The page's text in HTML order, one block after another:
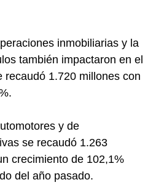
inmobiliarias y la
también impactaron en el
recaudó 1.720 millones con
y de
se recaudó 1.263
crecimiento de 102,1%
del año pasado.